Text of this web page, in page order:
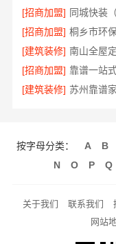
[招商加盟]
[招商加盟] 桐乡市环
[建筑装修] 南山全屋
[招商加盟]
[建筑装修]
按字母分类： A B
N
O P Q
关于我们 联系我们
网站